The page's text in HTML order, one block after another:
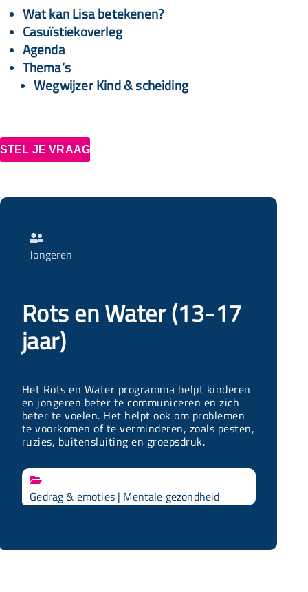
Wat kan Lisa betekenen?
Casuïstiekoverleg
Agenda
Thema’s
Wegwijzer Kind & scheiding
STEL JE VRAAG

Jongeren
Rots en Water (13-17
jaar)
Het Rots en Water programma helpt kinderen
en jongeren beter te communiceren en zich
beter te voelen. Het helpt ook om problemen
te voorkomen of te verminderen, zoals pesten,
ruzies, buitensluiting en groepsdruk.

Gedrag & emoties| Mentale gezondheid